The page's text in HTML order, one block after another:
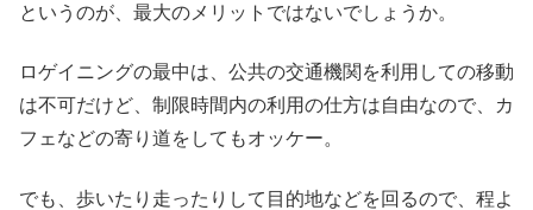
というのが、最大のメリットではないでしょうか。
ロゲイニングの最中は、公共の交通機関を利用しての移動
は不可だけど、制限時間内の利用の仕方は自由なので、カ
フェなどの寄り道をしてもオッケー。
でも、歩いたり走ったりして目的地などを回るので、程よ